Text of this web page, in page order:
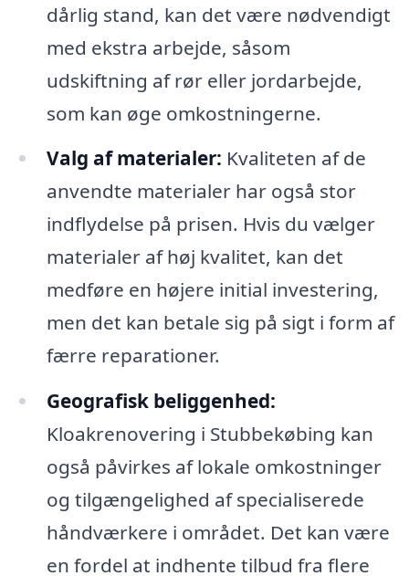
dårlig stand, kan det være nødvendigt
med ekstra arbejde, såsom
udskiftning af rør eller jordarbejde,
som kan øge omkostningerne.
Valg af materialer: Kvaliteten af de
anvendte materialer har også stor
indflydelse på prisen. Hvis du vælger
materialer af høj kvalitet, kan det
medføre en højere initial investering,
men det kan betale sig på sigt i form af
færre reparationer.
Geografisk beliggenhed:
Kloakrenovering i Stubbekøbing kan
også påvirkes af lokale omkostninger
og tilgængelighed af specialiserede
håndværkere i området. Det kan være
en fordel at indhente tilbud fra flere